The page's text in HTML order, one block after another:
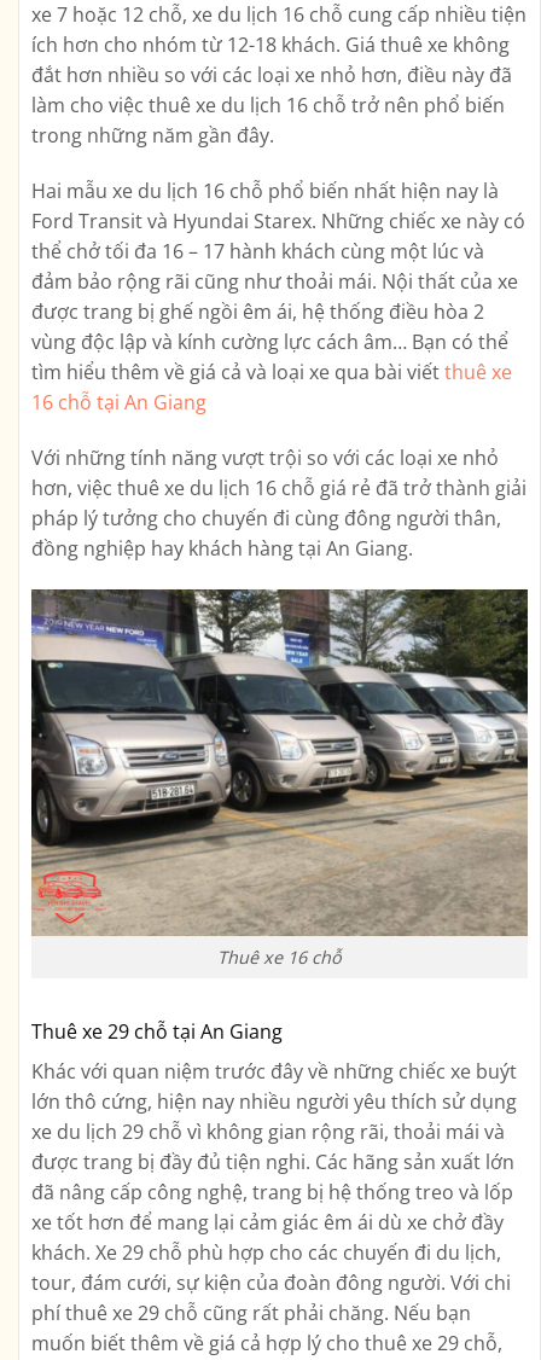
xe 7 hoặc 12 chỗ, xe du lịch 16 chỗ cung cấp nhiều tiện
ích hơn cho nhóm từ 12-18 khách. Giá thuê xe không
đắt hơn nhiều so với các loại xe nhỏ hơn, điều này đã
làm cho việc thuê xe du lịch 16 chỗ trở nên phổ biến
trong những năm gần đây.
Hai mẫu xe du lịch 16 chỗ phổ biến nhất hiện nay là
Ford Transit và Hyundai Starex. Những chiếc xe này có
thể chở tối đa 16 – 17 hành khách cùng một lúc và
đảm bảo rộng rãi cũng như thoải mái. Nội thất của xe
được trang bị ghế ngồi êm ái, hệ thống điều hòa 2
vùng độc lập và kính cường lực cách âm… Bạn có thể
tìm hiểu thêm về giá cả và loại xe qua bài viếtthuê xe
16 chỗ tại An Giang
Với những tính năng vượt trội so với các loại xe nhỏ
hơn, việc thuê xe du lịch 16 chỗ giá rẻ đã trở thành giải
pháp lý tưởng cho chuyến đi cùng đông người thân,
đồng nghiệp hay khách hàng tại An Giang.
Thuê xe 16 chỗ
Thuê xe 29 chỗ tại An Giang
Khác với quan niệm trước đây về những chiếc xe buýt
lớn thô cứng, hiện nay nhiều người yêu thích sử dụng
xe du lịch 29 chỗ vì không gian rộng rãi, thoải mái và
được trang bị đầy đủ tiện nghi. Các hãng sản xuất lớn
đã nâng cấp công nghệ, trang bị hệ thống treo và lốp
xe tốt hơn để mang lại cảm giác êm ái dù xe chở đầy
khách. Xe 29 chỗ phù hợp cho các chuyến đi du lịch,
tour, đám cưới, sự kiện của đoàn đông người. Với chi
phí thuê xe 29 chỗ cũng rất phải chăng. Nếu bạn
muốn biết thêm về giá cả hợp lý cho thuê xe 29 chỗ,